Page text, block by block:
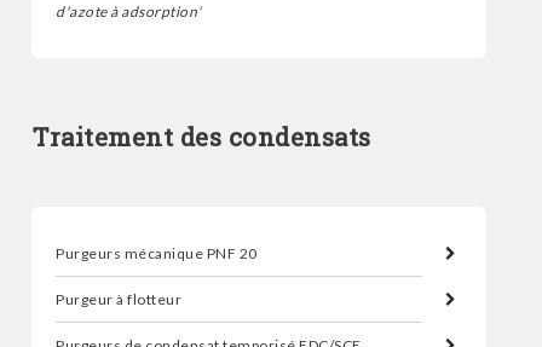
d'azote à adsorption'
Traitement des condensats
Purgeurs mécanique PNF 20
Purgeur à flotteur